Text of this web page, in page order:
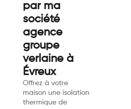
par ma
société
agence
groupe
verlaine à
Évreux
Offrez à votre
maison une isolation
thermique de